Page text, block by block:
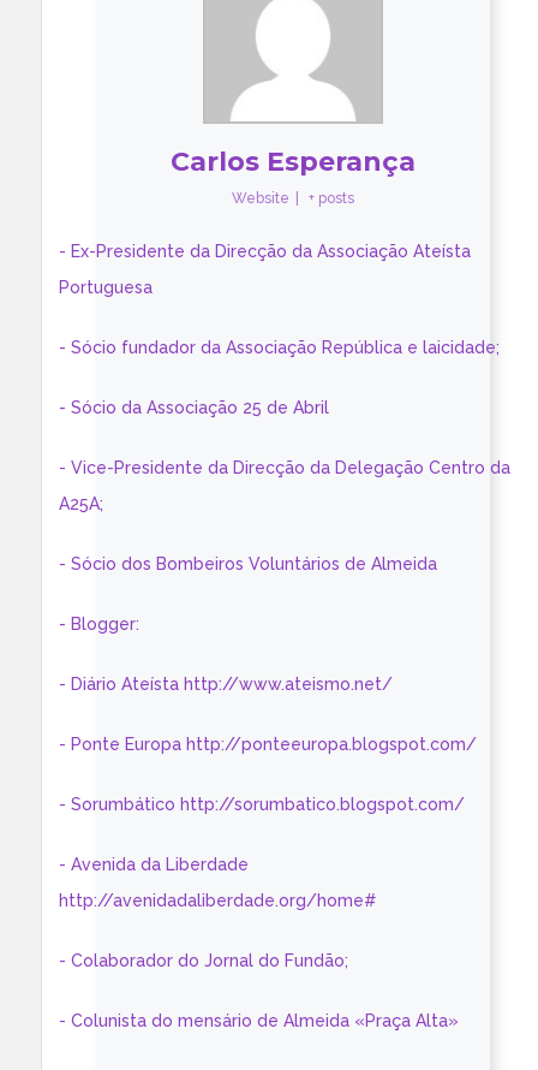
Carlos Esperança
Website + posts
- Ex-Presidente da Direcção da Associação Ateísta
Portuguesa
- Sócio fundador da Associação República e laicidade;
- Sócio da Associação 25 de Abril
- Vice-Presidente da Direcção da Delegação Centro da
A25A;
- Sócio dos Bombeiros Voluntários de Almeida
- Blogger:
- Diário Ateísta http://www.ateismo.net/
- Ponte Europa http://ponteeuropa.blogspot.com/
- Sorumbático http://sorumbatico.blogspot.com/
- Avenida da Liberdade
http://avenidadaliberdade.org/home#
- Colaborador do Jornal do Fundão;
- Colunista do mensário de Almeida «Praça Alta»